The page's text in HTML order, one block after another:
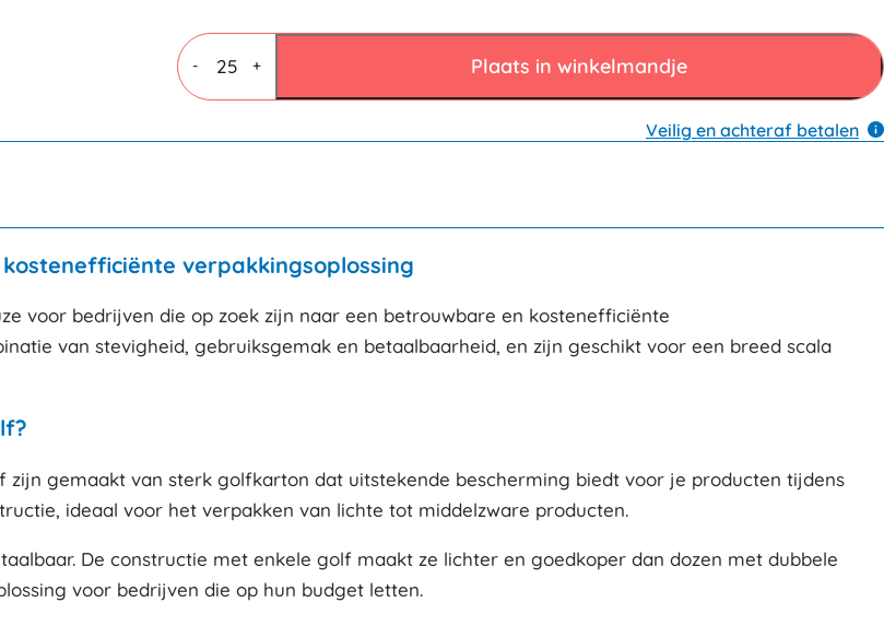
-
Vouwdozen
3
mm
golf
+ Plaats in winkelmandje
Veilig en achteraf betalen
verpakkingsoplossing
voor bedrijven die op zoek zijn naar een betrouwbare en kostenefficiënte
van stevigheid, gebruiksgemak en betaalbaarheid, en zijn geschikt voor een breed scala
zijn gemaakt van sterk golfkarton dat uitstekende bescherming biedt voor je producten tijdens
ideaal voor het verpakken van lichte tot middelzware producten.
De constructie met enkele golf maakt ze lichter en goedkoper dan dozen met dubbele
voor bedrijven die op hun budget letten.